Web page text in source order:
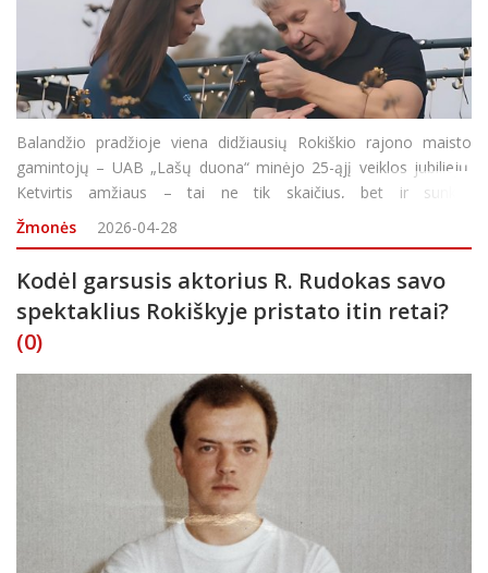
Balandžio pradžioje viena didžiausių Rokiškio rajono maisto
gamintojų – UAB „Lašų duona“ minėjo 25-ąjį veiklos jubiliejų.
Ketvirtis amžiaus – tai ne tik skaičius, bet ir sunkiai
subeskaičiuojami iškepti duonos kepalai, kvepiantys jaukia namų
šiluma
Žmonės 2026-04-28
Kodėl garsusis aktorius R. Rudokas savo
spektaklius Rokiškyje pristato itin retai?
(0)